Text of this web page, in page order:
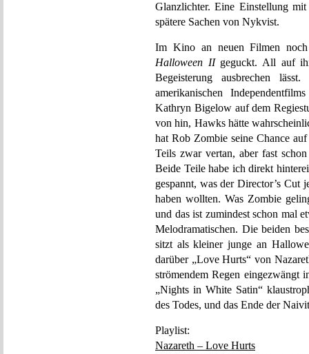
Glanzlichter. Eine Einstellung
spätere Sachen von Nykvist.
Im Kino an neuen Filmen
Halloween IIgeguckt. All auf
Begeisterung ausbrechen
amerikanischen
Kathryn Bigelow auf dem
von hin, Hawks hätte
hat Rob Zombie seine Chance
Teils zwar vertan, aber fast
Beide Teile habe ich direkt
gespannt, was der Director’s Cut
haben wollten. Was Zombie
und das ist zumindest schon mal
Melodramatischen. Die beiden
sitzt als kleiner junge an
darüber „Love Hurts“ von
strömendem Regen eingezwängt
„Nights in White Satin“
des Todes, und das Ende der
Playlist:
Nazareth – Love Hurts